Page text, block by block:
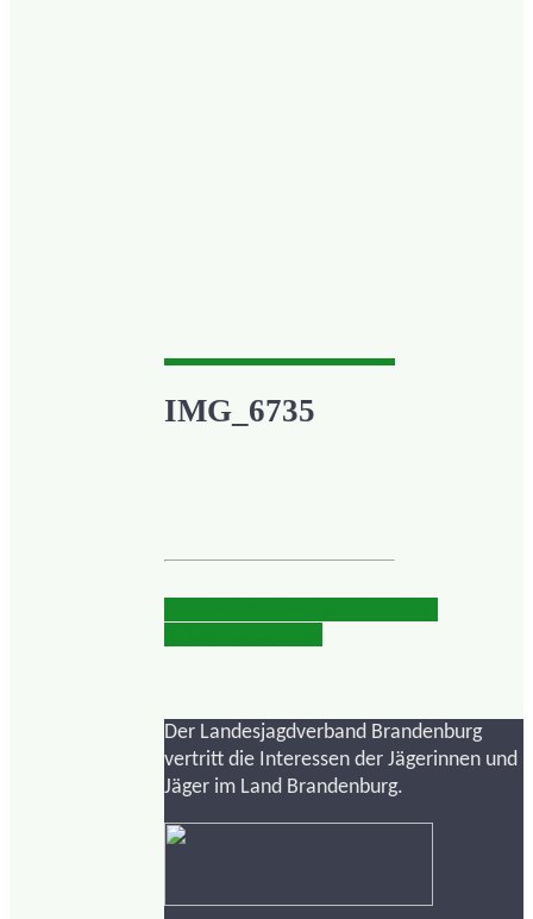
IMG_6735
Der Landesjagdverband Brandenburg
vertritt die Interessen der Jägerinnen und
Jäger im Land Brandenburg.